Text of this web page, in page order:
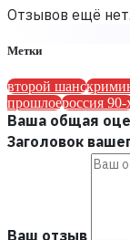
Отзывов ещё
Метки
второй шанс
прошлоероссия 90-
Ваша общая
Заголовок
Ваш отзыв